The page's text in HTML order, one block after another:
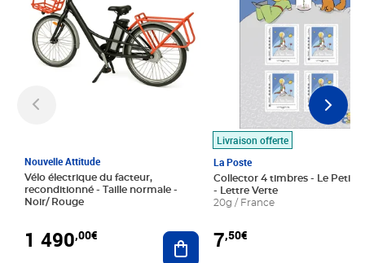
Nouvelle Attitude
Vélo électrique du facteur,
reconditionné - Taille normale -
Noir/ Rouge
1 490,00€ Ajouter au panier
Livraison offerte
La Poste
Collector 4 timbres - Le Petit
- Lettre Verte
20g / France
7,50€